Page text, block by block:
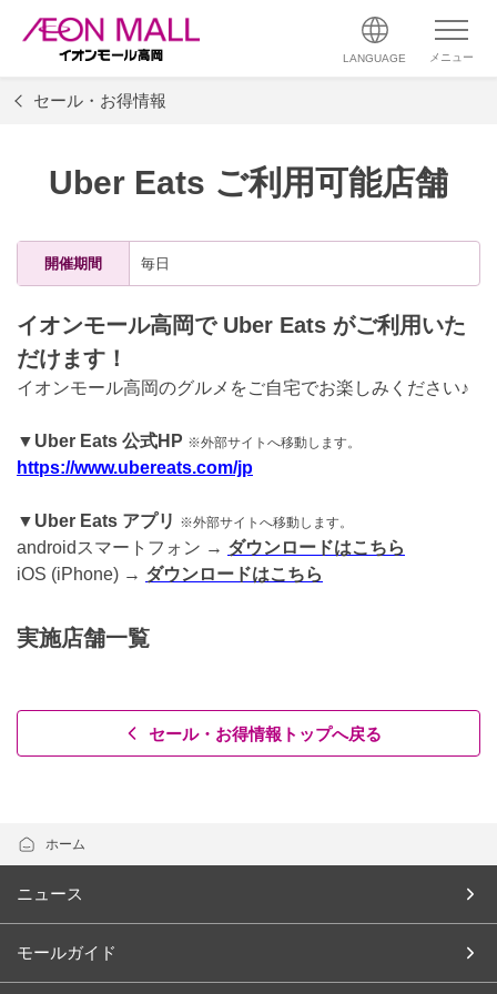
LANGUAGE メニュー
セール・お得情報
Uber Eats ご利用可能店舗
開催期間 毎日
イオンモール高岡で Uber Eats がご利用いた
だけます！
イオンモール高岡のグルメをご自宅でお楽しみください♪
▼Uber Eats 公式HP ※外部サイトへ移動します。
https://www.ubereats.com/jp
▼Uber Eats アプリ ※外部サイトへ移動します。
androidスマートフォン → ダウンロードはこちら
iOS (iPhone) → ダウンロードはこちら
実施店舗一覧
セール・お得情報トップへ戻る
ホーム
ニュース
モールガイド